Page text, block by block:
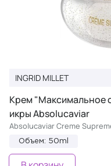
INGRID MILLET
Крем "Максимальное
икры Absolucaviar
Absolucaviar Сreme
Объем: 50ml